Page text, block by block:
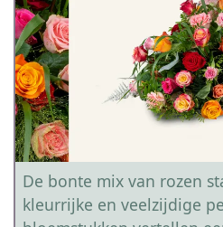
De bonte mix van rozen
kleurrijke en veelzijdige